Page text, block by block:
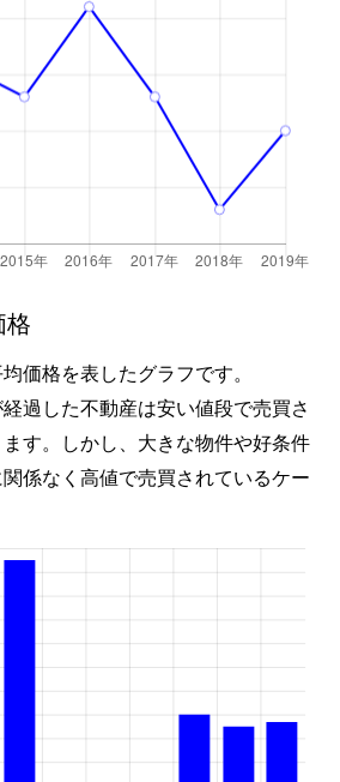
価格を表したグラフです。
過した不動産は安い値段で売買さ
す。しかし、大きな物件や好条件
係なく高値で売買されているケー